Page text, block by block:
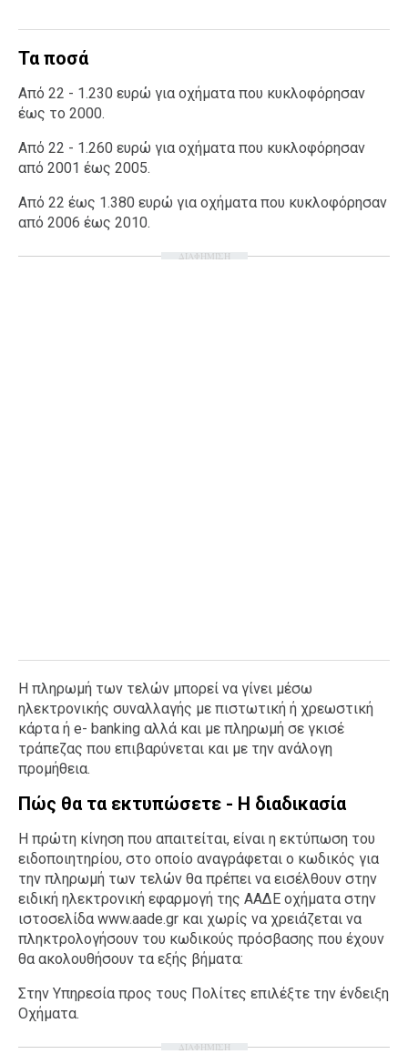
Τα ποσά
Από 22 - 1.230 ευρώ για οχήματα που κυκλοφόρησαν
έως το 2000.
Από 22 - 1.260 ευρώ για οχήματα που κυκλοφόρησαν
από 2001 έως 2005.
Από 22 έως 1.380 ευρώ για οχήματα που κυκλοφόρησαν
από 2006 έως 2010.
ΔΙΑΦΗΜΙΣΗ
Η πληρωμή των τελών μπορεί να γίνει μέσω
ηλεκτρονικής συναλλαγής με πιστωτική ή χρεωστική
κάρτα ή e- banking αλλά και με πληρωμή σε γκισέ
τράπεζας που επιβαρύνεται και με την ανάλογη
προμήθεια.
Πώς θα τα εκτυπώσετε - Η διαδικασία
Η πρώτη κίνηση που απαιτείται, είναι η εκτύπωση του
ειδοποιητηρίου, στο οποίο αναγράφεται ο κωδικός για
την πληρωμή των τελών θα πρέπει να εισέλθουν στην
ειδική ηλεκτρονική εφαρμογή της ΑΑΔΕ οχήματα στην
ιστοσελίδα www.aade.gr και χωρίς να χρειάζεται να
πληκτρολογήσουν του κωδικούς πρόσβασης που έχουν
θα ακολουθήσουν τα εξής βήματα:
Στην Υπηρεσία προς τους Πολίτες επιλέξτε την ένδειξη
Οχήματα.
ΔΙΑΦΗΜΙΣΗ